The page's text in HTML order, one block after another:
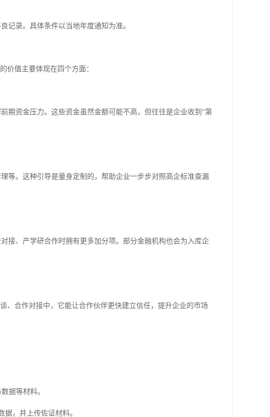
记录。具体条件以当地年度通知为准。
价值主要体现在四个方面：
期资金压力。这些资金虽然金额可能不高，但往往是企业收到“第
等。这种引导是量身定制的，帮助企业一步步对照高企标准查漏
接、产学研合作时拥有更多加分项。部分金融机构也会为入库企
、合作对接中，它能让合作伙伴更快建立信任，提升企业的市场
据等材料。
，并上传佐证材料。